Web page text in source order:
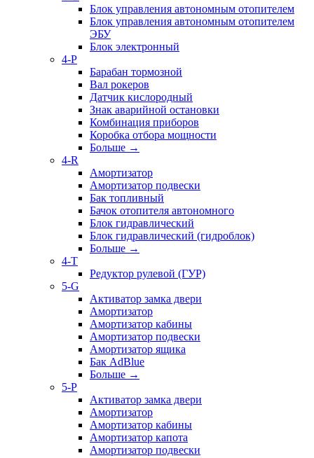
Блок управления автономным отопителем
Блок управления автономным отопителем
ЭБУ
Блок электронный
4-P
Барабан тормозной
Вал рокеров
Датчик кислородный
Знак аварийной остановки
Комбинация приборов
Коробка отбора мощности
Больше →
4-R
Амортизатор
Амортизатор подвески
Бак топливный
Бачок отопителя автономного
Блок гидравлический
Блок гидравлический (гидроблок)
Больше →
4-T
Редуктор рулевой (ГУР)
5-G
Активатор замка двери
Амортизатор
Амортизатор кабины
Амортизатор подвески
Амортизатор ящика
Бак AdBlue
Больше →
5-P
Активатор замка двери
Амортизатор
Амортизатор кабины
Амортизатор капота
Амортизатор подвески